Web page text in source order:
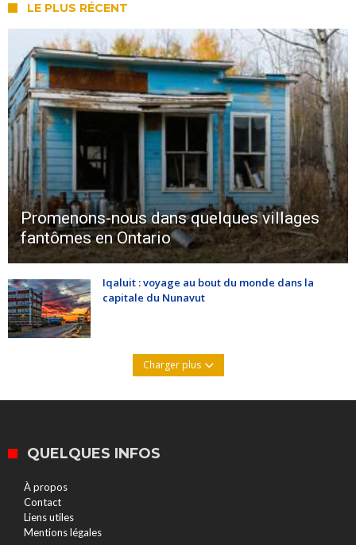
LE PLUS RÉCENT
Promenons-nous dans quelques villages
fantômes en Ontario
Iqaluit : voyage au bout du monde dans la
capitale du Nunavut
Charger plus
QUELQUES INFOS
À propos
Contact
Liens utiles
Mentions légales